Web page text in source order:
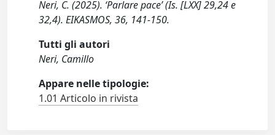
Neri, C. (2025). ‘Parlare pace’ (Is. [LXX] 29,24 e
32,4). EIKASMOS, 36, 141-150.
Tutti gli autori
Neri, Camillo
Appare nelle tipologie:
1.01 Articolo in rivista